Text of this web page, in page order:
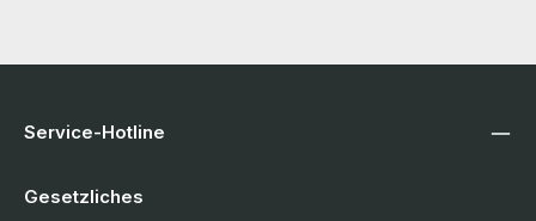
Service-Hotline
Gesetzliches